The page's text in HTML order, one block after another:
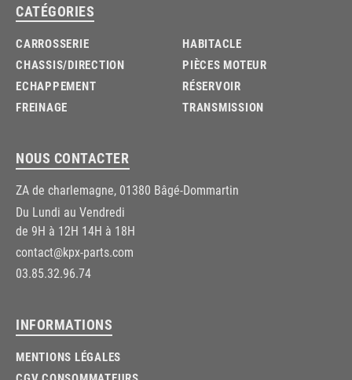
CATÉGORIES
CARROSSERIE
CHASSIS/DIRECTION
ECHAPPEMENT
FREINAGE
HABITACLE
PIÈCES MOTEUR
RÉSERVOIR
TRANSMISSION
NOUS CONTACTER
ZA de charlemagne, 01380 Bâgé-Dommartin
Du Lundi au Vendredi
de 9H à 12H 14H à 18H
contact@kpx-parts.com
03.85.32.96.74
INFORMATIONS
MENTIONS LÉGALES